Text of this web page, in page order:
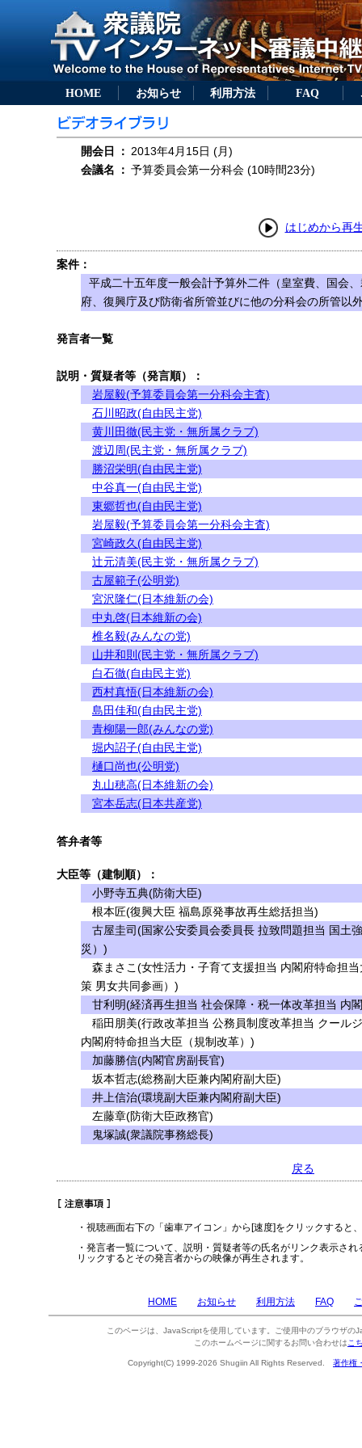
HOME お知らせ 利用方法 FAQ
開会日 ： 2013年4月15日 (月)
会議名
： 予算委員会第一分科会 (10時間23分)
はじめから再
案件：
平成二十五年度一般会計予算外二件（皇室費、国会
府、復興庁及び防衛省所管並びに他の分科会の所管以
発言者一覧
説明・質疑者等（発言順）：
岩屋毅(予算委員会第一分科会主査)
石川昭政(自由民主党)
黄川田徹(民主党・無所属クラブ)
渡辺周(民主党・無所属クラブ)
勝沼栄明(自由民主党)
中谷真一(自由民主党)
東郷哲也(自由民主党)
岩屋毅(予算委員会第一分科会主査)
宮崎政久(自由民主党)
辻元清美(民主党・無所属クラブ)
古屋範子(公明党)
宮沢隆仁(日本維新の会)
中丸啓(日本維新の会)
椎名毅(みんなの党)
山井和則(民主党・無所属クラブ)
白石徹(自由民主党)
西村真悟(日本維新の会)
島田佳和(自由民主党)
青柳陽一郎(みんなの党)
堀内詔子(自由民主党)
樋口尚也(公明党)
丸山穂高(日本維新の会)
宮本岳志(日本共産党)
答弁者等
大臣等（建制順）：
小野寺五典(防衛大臣)
根本匠(復興大臣 福島原発事故再生総括担当)
古屋圭司(国家公安委員会委員長 拉致問題担当 国土
災）)
森まさこ(女性活力・子育て支援担当 内閣府特命担
策 男女共同参画）)
甘利明(経済再生担当 社会保障・税一体改革担当 内
稲田朋美(行政改革担当 公務員制度改革担当 クール
内閣府特命担当大臣（規制改革）)
加藤勝信(内閣官房副長官)
坂本哲志(総務副大臣兼内閣府副大臣)
井上信治(環境副大臣兼内閣府副大臣)
左藤章(防衛大臣政務官)
鬼塚誠(衆議院事務総長)
戻る
・視聴画面右下の「歯車アイコン」から[速度]をクリックすると
・発言者一覧について、説明・質疑者等の氏名がリンク表示さ
リックするとその発言者からの映像が再生されます。
HOME お知らせ 利用方法 FAQ
このページは、JavaScriptを使用しています。ご使用中のブラウザの
このホームページに関するお問い合わせは こ
Copyright(C) 1999-2026 Shugiin All Rights Reserved. 著作権